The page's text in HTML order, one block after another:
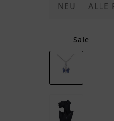
NEU ALLE
Sale